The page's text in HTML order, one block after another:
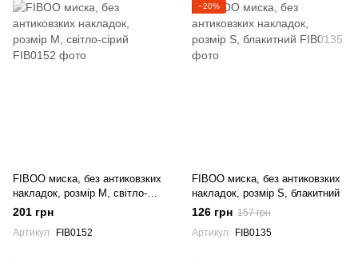
FIBOO миска, без антиковзких
накладок, розмір M, світло-
сірий
201 грн
Артикул FIB0152
−20%
FIBOO миска, без антиковзких
накладок, розмір S, блакитний
126 грн 157 грн
Артикул
FIB0135